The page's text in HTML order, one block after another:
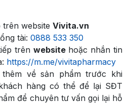
website Vivita.vn
tài: 0888 533 350
trên websitehoặc nhắn tin
https://m.me/vivitapharmacy
về sản phẩm trước khi
hàng có thể để lại SĐT
để chuyên tư vấn gọi lại hỗ